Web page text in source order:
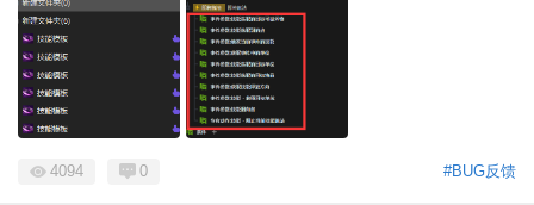
#BUG反馈
4094 0